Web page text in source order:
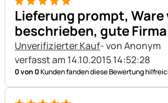
5 von 5
Lieferung prompt, Ware
beschrieben, gute
Unverifizierter Kauf- von Anonym
verfasst am 14.10.2015 14:52:28
0 von 0Kunden fanden diese Bewertung